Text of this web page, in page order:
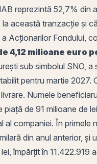
reprezintă 52,7%
această tranzacție și
Acționarilor Fondului,
4,12 milioane euro
sub simbolul SNO, a
pentru martie
Numele
piață de 91 milioane de
al companiei. În primele
din anul anterior,
împărțit în 11.422.919